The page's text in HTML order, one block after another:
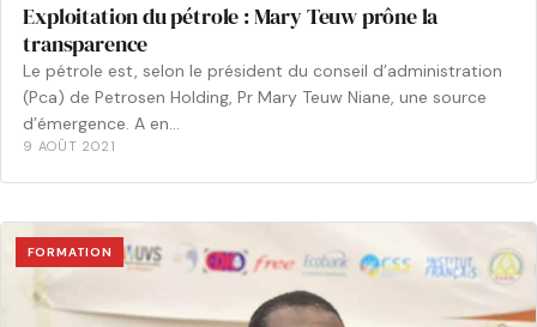
Exploitation du pétrole : Mary Teuw prône la
transparence
Le pétrole est, selon le président du conseil d’administration
(Pca) de Petrosen Holding, Pr Mary Teuw Niane, une source
d’émergence. A en…
9 AOÛT 2021
FORMATION